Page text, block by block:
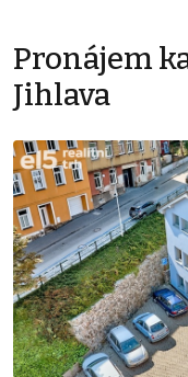
Pronájem
Jihlava